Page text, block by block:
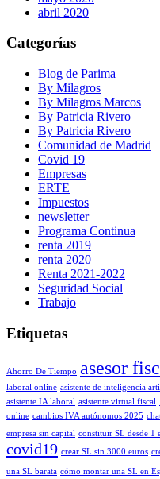
abril 2020
Categorías
Blog de Parima
By Milagros
By Milagros Marcos
By Patricia Rivero
By Patricia Rivero
Comunidad de Madrid
Covid 19
Empresas
ERTE
Impuestos
newsletter
Programa Continua
renta 2019
renta 2020
Renta 2021-2022
Seguridad Social
Trabajo
Etiquetas
Ahorro De Tiempo asesor
laboral online asistente de inteligencia
asistente IA laboral asistente virtual fiscal
online cambios IVA autónomos 2025
empresa sin capital constituir SL desde 1
covid19 crear SL sin 3000 euros
una SL barata cómo montar una SL en